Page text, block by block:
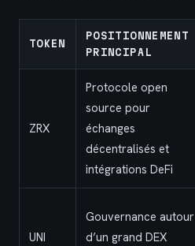
TOKEN
POSITIONNEMENT
PRINCIPAL
ZRX
Protocole open
source pour
échanges
décentralisés et
intégrations DeFi
UNI
Gouvernance autour
d’un grand DEX